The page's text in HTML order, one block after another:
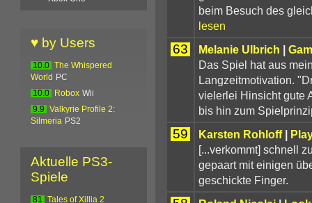
beim Besuch des
lesen
63 Melanie Ulbrich |
Das Spiel hat aus
Langzeitmotivation.
vielerlei Hinsicht gute
bis hin zum
59 Karsten Rohloff|
[...verkommt] schnell
gepaart mit einigen
geschickte Finger.
♥ by Users
10.0
The Whispered
World
PC
10.0
Robox Wii
9.9
Valkyrie Profile 2:
Silmeria PS2
Aktuelle PS3-
Spiele
81
Tales of Xillia 2